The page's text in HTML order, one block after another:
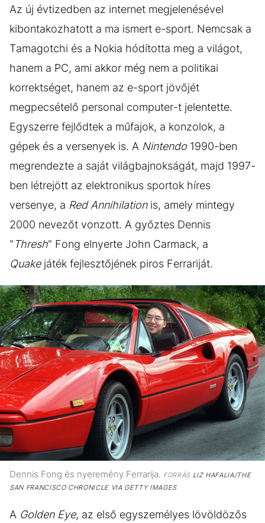
Az új évtizedben az internet megjelenésével
kibontakozhatott a ma ismert e-sport. Nemcsak a
Tamagotchi és a Nokia hódította meg a világot,
hanem a PC, ami akkor még nem a politikai
korrektséget, hanem az e-sport jövőjét
megpecsételő personal computer-t jelentette.
Egyszerre fejlődtek a műfajok, a konzolok, a
gépek és a versenyek is. A Nintendo 1990-ben
megrendezte a saját világbajnokságát, majd 1997-
ben létrejött az elektronikus sportok híres
versenye, a Red Annihilation is, amely mintegy
2000 nevezőt vonzott. A győztes Dennis
" Thresh" Fong elnyerte John Carmack, a
Quakejáték fejlesztőjének piros Ferrariját.
Dennis Fong és nyeremény Ferrarija. FORRÁSLIZ HAFALIA/THE
SAN FRANCISCO CHRONICLE VIA GETTY IMAGES
A Golden Eye, az első egyszemélyes lövöldözős